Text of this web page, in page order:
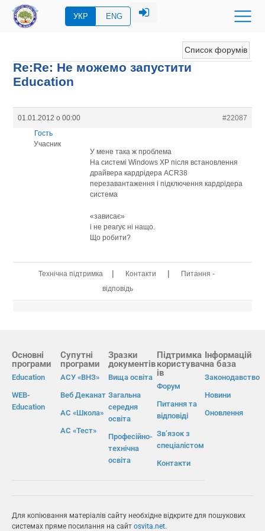
УКР ENG
Список форумів
Re:Re: Не можемо запустити
Education
01.01.2012 о 00:00
#22087
Гость
Учасник
У мене така ж проблема
На системі Windows ХР після встановлення
драйвера кардрідера ACR38
перезавантаження і підключення кардрідера
система
«зависає»
і не реагує ні нащо.
Що робити?
Технічна підтримка | Контакти |
Питання -
відповідь
Основні
програми
Education
WEB-
Education
Супутні
програми
АСУ «ВНЗ»
Веб Деканат
АС «Школа»
АС «Тест»
Зразки
документів
Вища освіта
Загальна
середня
освіта
Професійно-
технічна
освіта
Підтримка
користувач
ів
Форум
Питання та
відповіді
Зв’язок з
спеціалістом
Контакти
Інформацій
на база
Законодавство
Новини
Оновлення
Для копіювання матеріалів сайту необхідне відкрите для пошукових
системах пряме посилання на сайт osvita.net.